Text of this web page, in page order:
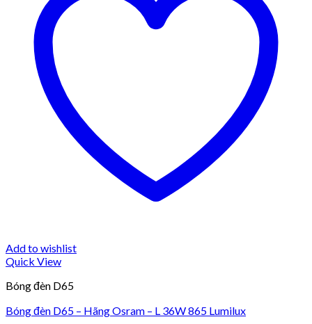
Add to wishlist
Quick View
Bóng đèn D65
Bóng đèn D65 – Hãng Osram – L 36W 865 Lumilux